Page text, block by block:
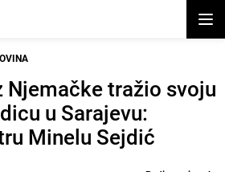
Njemačke tražio svoju
u Sarajevu:
Minelu Sejdić